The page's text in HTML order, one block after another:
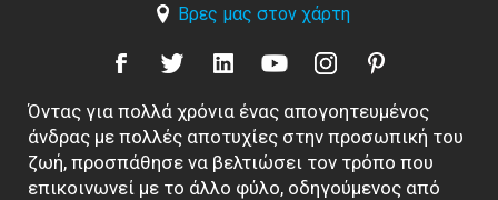
Βρες μας στον χάρτη
Όντας για πολλά χρόνια ένας απογοητευμένος
άνδρας με πολλές αποτυχίες στην προσωπική του
ζωή, προσπάθησε να βελτιώσει τον τρόπο που
επικοινωνεί με το άλλο φύλο, οδηγούμενος από